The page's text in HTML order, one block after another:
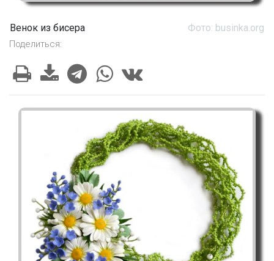
Венок из бисера Фото: businka.org
Поделиться: